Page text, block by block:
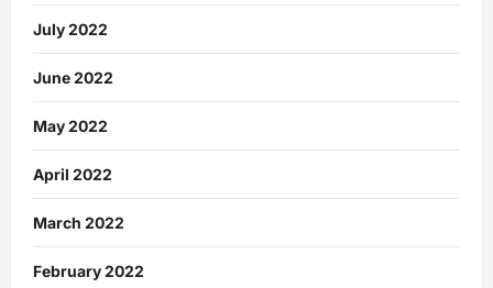
July 2022
June 2022
May 2022
April 2022
March 2022
February 2022